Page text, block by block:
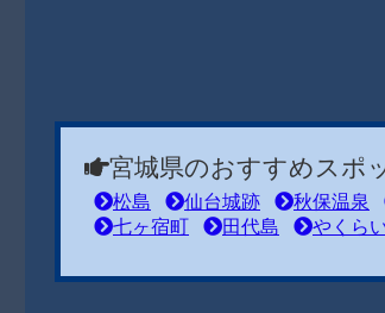
宮城県のおすすめスポ
松島 仙台城跡 秋保温泉
七ヶ宿町
田代島 やくら